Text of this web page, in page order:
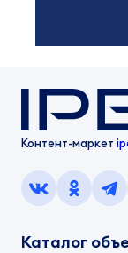
Контент-маркет
Каталог